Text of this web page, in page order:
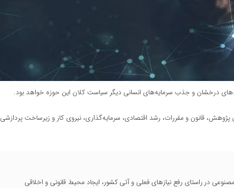
درخشان و جذب سرمایه‌های انسانی دیگر سیاست کلان این حوزه خواهد بود.
پژوهش، قانون و مقررات، رشد اقتصادی، سرمایه‌گذاری، نیروی کار و زیرساخت
مصنوعی در راستای رفع نیازهای فعلی و آتی کشور، ایجاد محیط قانونی و اخلاقی